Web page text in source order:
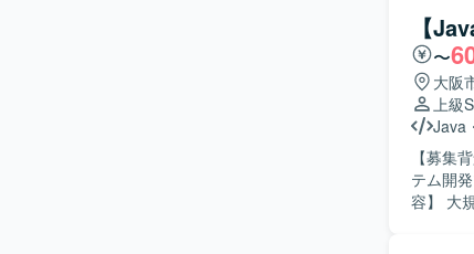
【
〜
大阪
上級
Java
【募集
テム開発
容】 大